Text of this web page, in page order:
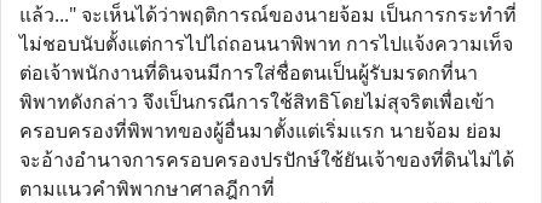
แล้ว..." จะเห็นได้ว่าพฤติการณ์ของนายจ้อม เป็นการกระทำที่
ไม่ชอบนับตั้งแต่การไปไถ่ถอนนาพิพาท การไปแจ้งความเท็จ
ต่อเจ้าพนักงานที่ดินจนมีการใส่ชื่อตนเป็นผู้รับมรดกที่นา
พิพาทดังกล่าว จึงเป็นกรณีการใช้สิทธิโดยไม่สุจริตเพื่อเข้า
ครอบครองที่พิพาทของผู้อื่นมาตั้งแต่เริ่มแรก นายจ้อม ย่อม
จะอ้างอำนาจการครอบครองปรปักษ์ใช้ยันเจ้าของที่ดินไม่ได้
ตามแนวคำพิพากษาศาลฎีกาที่